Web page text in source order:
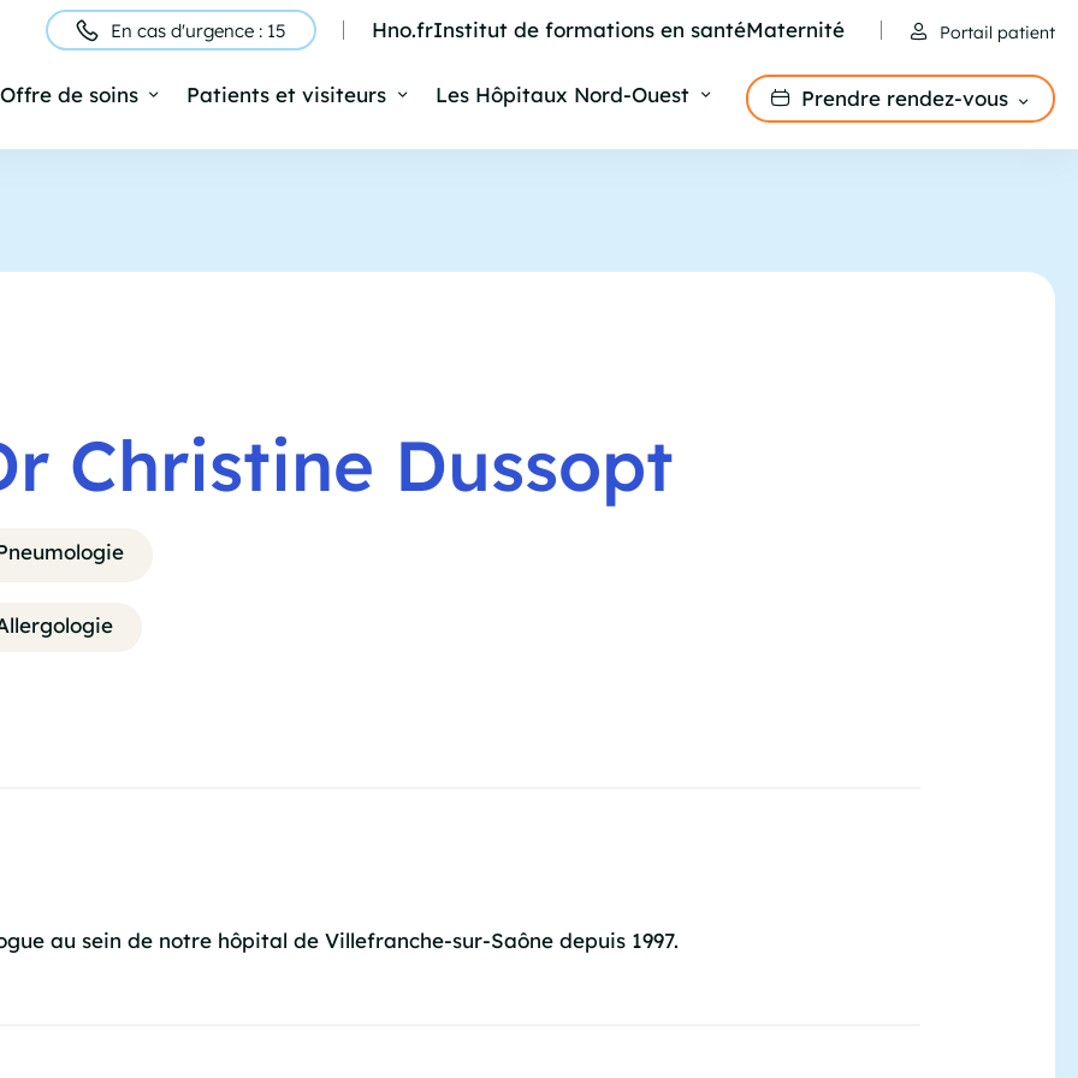
Entête
En cas d'urgence : 15 Hno.frInstitut de formations en santéMaternité Portail patient
Offre de soins Patients et visiteurs Les Hôpitaux Nord-Ouest Prendre rendez-vous
Christine Dussopt
au sein de notre hôpital de Villefranche-sur-Saône depuis 1997.